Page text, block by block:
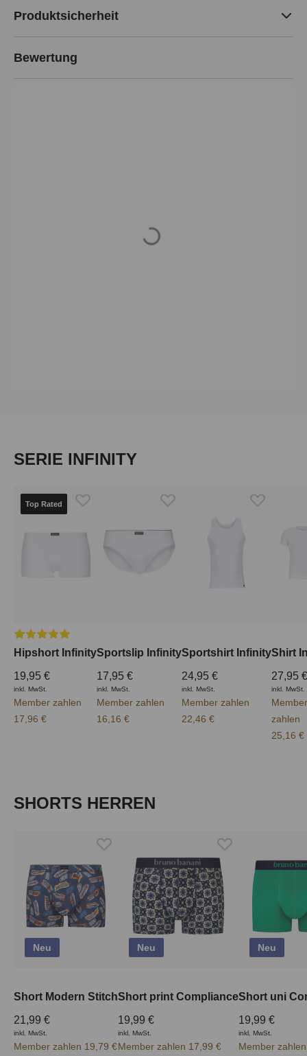
Produktsicherheit
Bewertung
Loading...
Produktgalerie überspringen
SERIE INFINITY
Top Rated
Durchschnittliche Bewertung von 5 von 5 Sternen
Hipshort Infinity
19,95 €
inkl. MwSt.
Member zahlen
17,96 €
Sportslip Infinity
17,95 €
inkl. MwSt.
Member zahlen
16,16 €
Sportshirt Infinity
24,95 €
inkl. MwSt.
Member zahlen
22,46 €
Shirt
27,95 €
inkl. MwSt.
Member
zahlen
25,16 €
Produktgalerie überspringen
SHORTS HERREN
Neu
Short Modern Stitch
21,99 €
inkl. MwSt.
Member zahlen 19,79 €
Neu
Short print Compliance
19,99 €
inkl. MwSt.
Member zahlen 17,99 €
Neu
Short uni
19,99 €
inkl. MwSt.
Member